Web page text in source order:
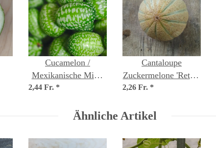
Cucamelon /
Mexikanische Mini-
Gurke (Melothria
2,44 Fr. *
Cantaloupe
Zuckermelone 'Retato
Degli Ortolani'
Saatgut
2,26 Fr. *
Ähnliche Artikel